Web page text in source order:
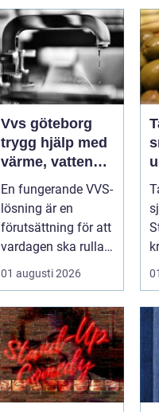
Vvs göteborg
trygg hjälp med
värme, vatten
och sanitet
En fungerande VVS-
lösning är en
förutsättning för att
vardagen ska rulla
på. När värmen
strular, var...
01 augusti 2026